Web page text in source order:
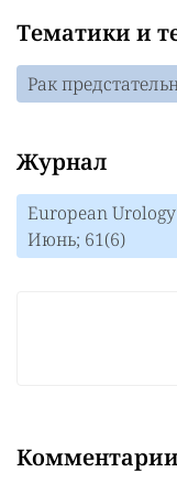
Тематики и
Рак
Журнал
European
Июнь; 61(6)
Комментарии